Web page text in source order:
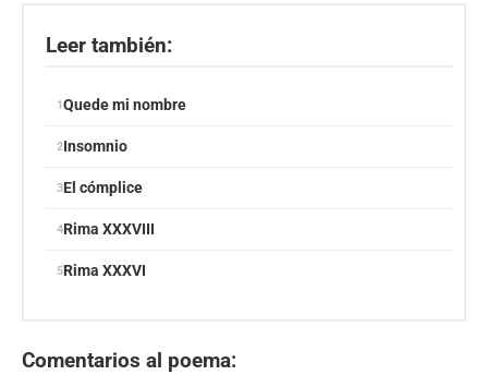
Leer también:
Quede mi nombre
Insomnio
El cómplice
Rima XXXVIII
Rima XXXVI
Comentarios al poema: